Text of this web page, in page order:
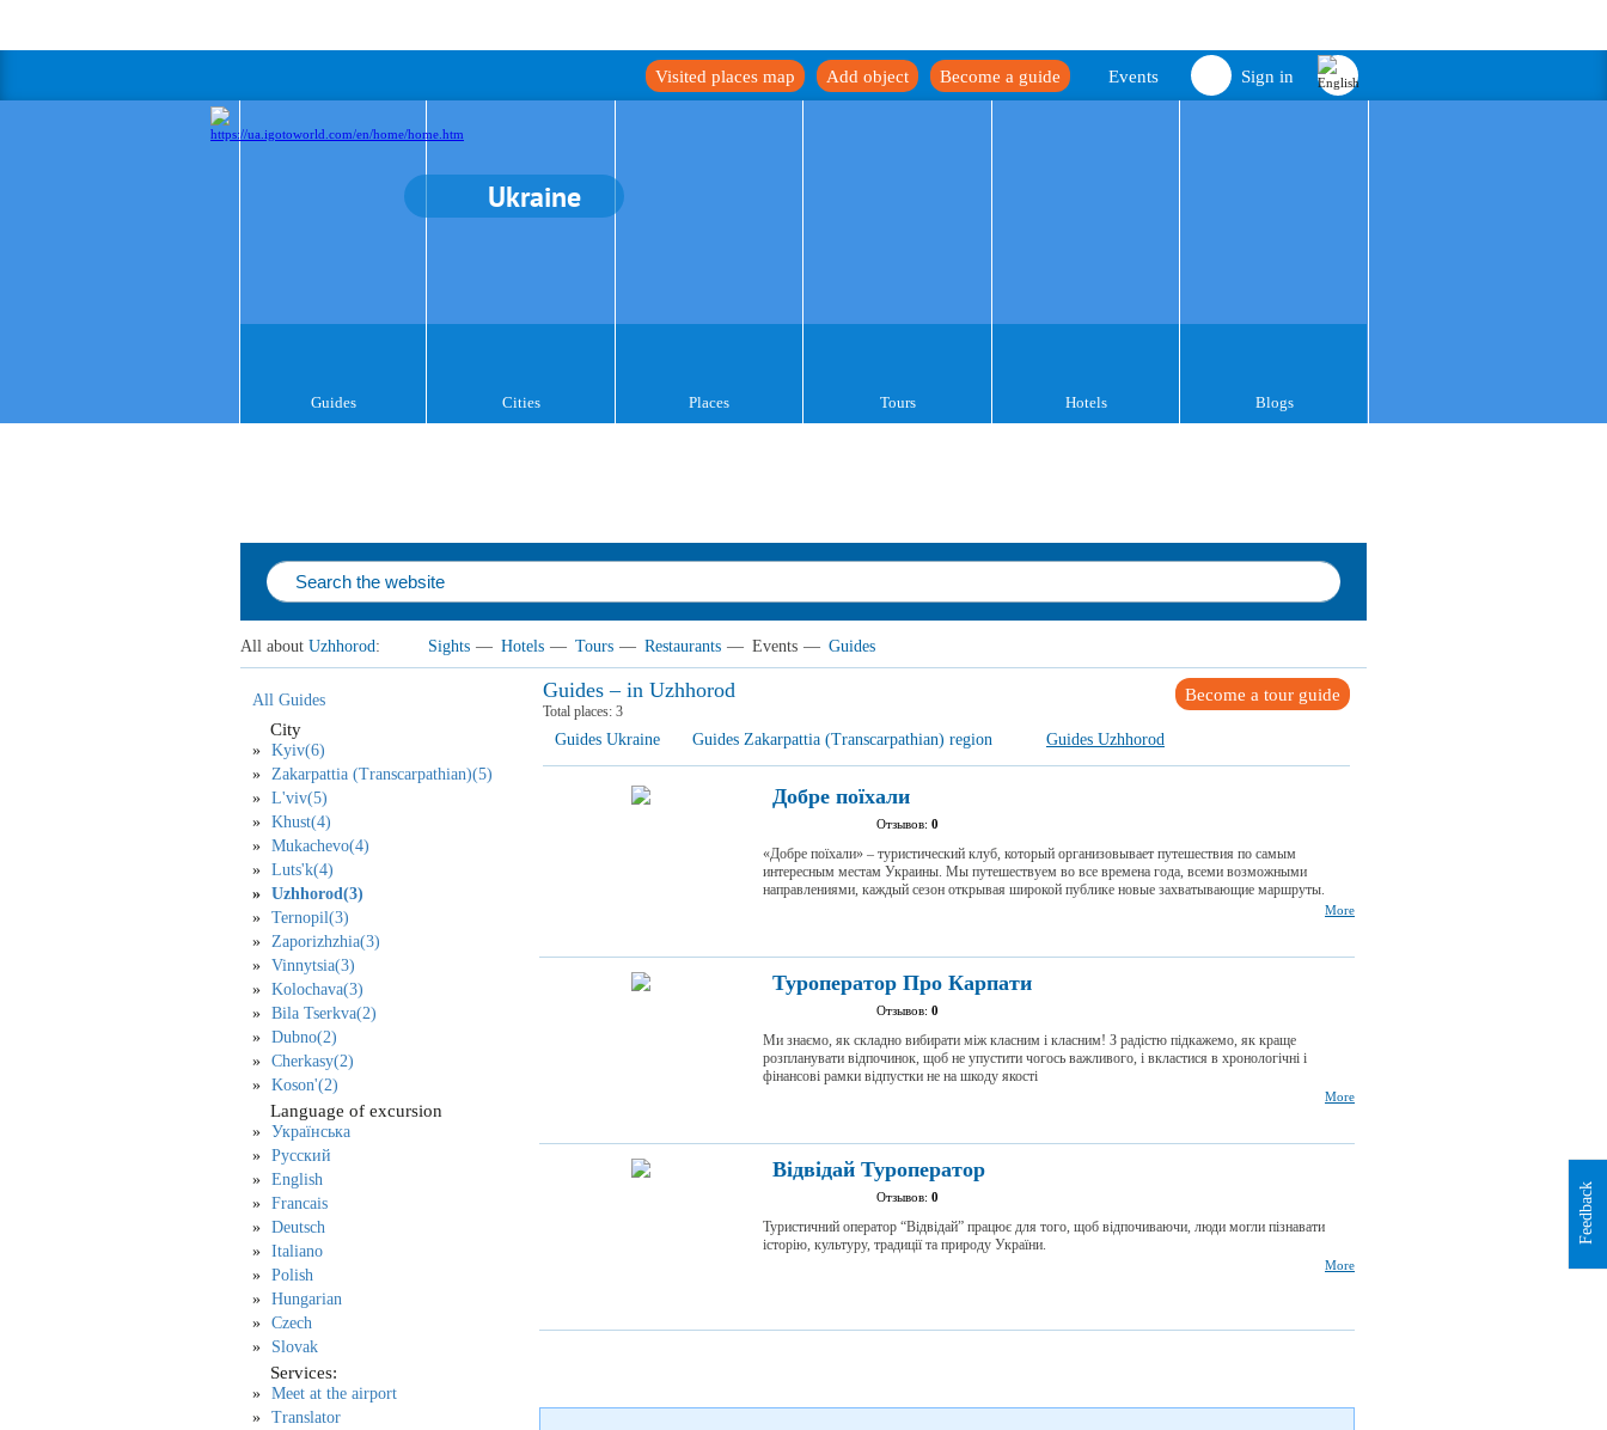
Sign in
Events
Become a guide
Add object
Visited places map
Ukraine
Guides Cities Places Tours Hotels Blogs
All about Uzhhorod: Sights — Hotels — Tours — Restaurants — Events — Guides
All Guides
City
Kyiv(6)
Zakarpattia (Transcarpathian)(5)
L'viv(5)
Khust(4)
Mukachevo(4)
Luts'k(4)
Uzhhorod(3)
Ternopil(3)
Zaporizhzhia(3)
Vinnytsia(3)
Kolochava(3)
Bila Tserkva(2)
Dubno(2)
Cherkasy(2)
Koson'(2)
Language of excursion
Українська
Русский
English
Francais
Deutsch
Italiano
Polish
Hungarian
Czech
Slovak
Services:
Meet at the airport
Translator
Guides – in Uzhhorod Become a tour guide
Total places: 3
Guides Ukraine Guides Zakarpattia (Transcarpathian) region Guides Uzhhorod
Добре поїхали
Отзывов: 0
«Добре поїхали» – туристический клуб, который организовывает путешествия по самым
интересным местам Украины. Мы путешествуем во все времена года, всеми возможными
направлениями, каждый сезон открывая широкой публике новые захватывающие маршруты.
More
Туроператор Про Карпати
Отзывов: 0
Ми знаємо, як складно вибирати між класним і класним! З радістю підкажемо, як краще
розпланувати відпочинок, щоб не упустити чогось важливого, і вкластися в хронологічні і
фінансові рамки відпустки не на шкоду якості
More
Відвідай Туроператор
Отзывов: 0
Туристичний оператор “Відвідай” працює для того, щоб відпочиваючи, люди могли пізнавати
історію, культуру, традиції та природу України.
More
Feedback